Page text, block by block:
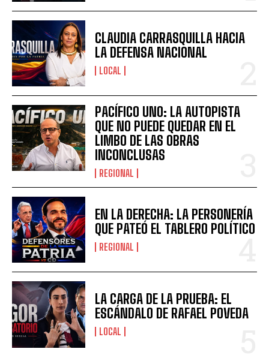
CLAUDIA CARRASQUILLA HACIA
LA DEFENSA NACIONAL
LOCAL
PACÍFICO UNO: LA AUTOPISTA
QUE NO PUEDE QUEDAR EN EL
LIMBO DE LAS OBRAS
INCONCLUSAS
REGIONAL
EN LA DERECHA: LA PERSONERÍA
QUE PATEÓ EL TABLERO POLÍTICO
REGIONAL
LA CARGA DE LA PRUEBA: EL
ESCÁNDALO DE RAFAEL POVEDA
LOCAL